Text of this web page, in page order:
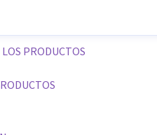
PRODUCTOS